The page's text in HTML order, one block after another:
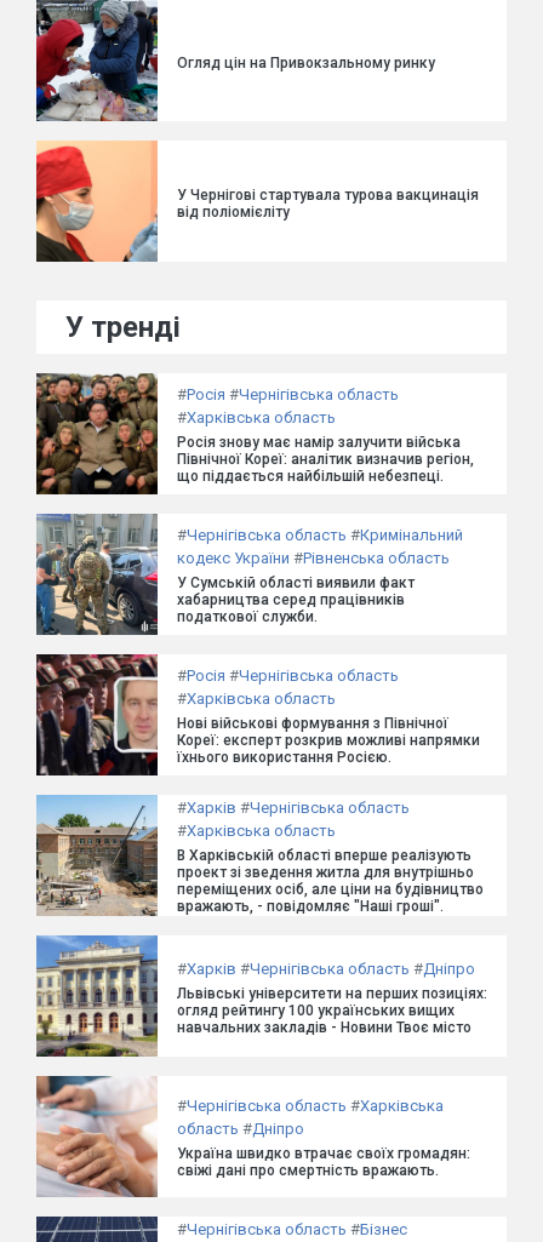
Огляд цін на Привокзальному ринку
У Чернігові стартувала турова вакцинація
від поліомієліту
У тренді
#Росія #Чернігівська область
#Харківська область
Росія знову має намір залучити війська
Північної Кореї: аналітик визначив регіон,
що піддається найбільшій небезпеці.
#Чернігівська область #Кримінальний
кодекс України #Рівненська область
У Сумській області виявили факт
хабарництва серед працівників
податкової служби.
#Росія #Чернігівська область
#Харківська область
Нові військові формування з Північної
Кореї: експерт розкрив можливі напрямки
їхнього використання Росією.
#Харків #Чернігівська область
#Харківська область
В Харківській області вперше реалізують
проект зі зведення житла для внутрішньо
переміщених осіб, але ціни на будівництво
вражають, - повідомляє "Наші гроші".
#Харків #Чернігівська область #Дніпро
Львівські університети на перших позиціях:
огляд рейтингу 100 українських вищих
навчальних закладів - Новини Твоє місто
#Чернігівська область #Харківська
область #Дніпро
Україна швидко втрачає своїх громадян:
свіжі дані про смертність вражають.
#Чернігівська область #Бізнес